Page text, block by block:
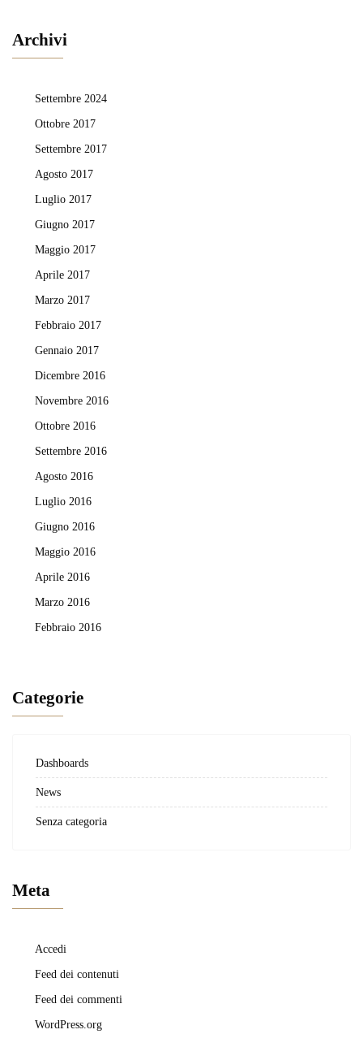
Archivi
Settembre 2024
Ottobre 2017
Settembre 2017
Agosto 2017
Luglio 2017
Giugno 2017
Maggio 2017
Aprile 2017
Marzo 2017
Febbraio 2017
Gennaio 2017
Dicembre 2016
Novembre 2016
Ottobre 2016
Settembre 2016
Agosto 2016
Luglio 2016
Giugno 2016
Maggio 2016
Aprile 2016
Marzo 2016
Febbraio 2016
Categorie
Dashboards
News
Senza categoria
Meta
Accedi
Feed dei contenuti
Feed dei commenti
WordPress.org